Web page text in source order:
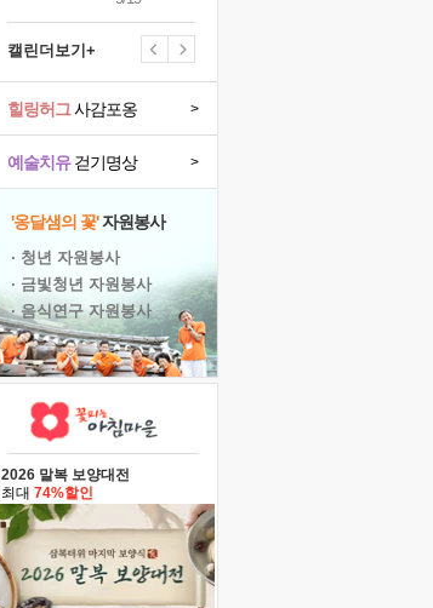
캘린더보기+
예술치유걷기명상 >
힐링허그사감포옹 >
'옹달샘의 꽃'자원봉사
· 청년 자원봉사
· 금빛청년 자원봉사
· 음식연구 자원봉사
2026 말복 보양대전
최대 74%할인